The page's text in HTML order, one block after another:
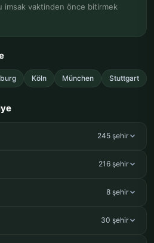
imsak vaktinden önce bitirmek
Köln München Stuttgart
245 şehir
216 şehir
8 şehir
30 şehir